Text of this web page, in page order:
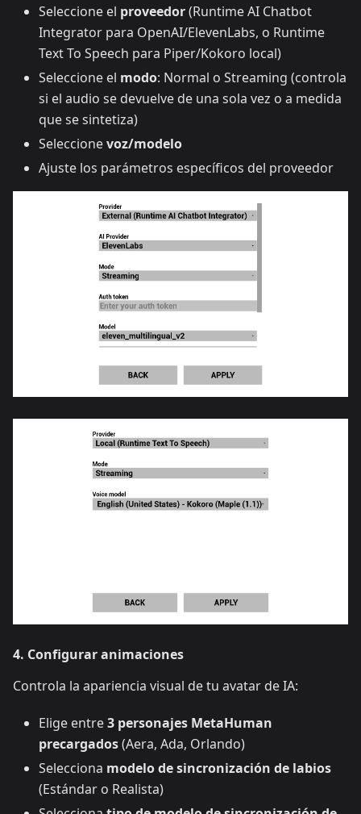
Seleccione el proveedor(Runtime AI Chatbot
Integrator para OpenAI/ElevenLabs, o Runtime
Text To Speech para Piper/Kokoro local)
Seleccione el modo: Normal o Streaming (controla
si el audio se devuelve de una sola vez o a medida
que se sintetiza)
Seleccionevoz/modelo
Ajuste los parámetros específicos del proveedor
4. Configurar animaciones
Controla la apariencia visual de tu avatar de IA:
Elige entre3 personajes MetaHuman
precargados(Aera, Ada, Orlando)
Selecciona modelo de sincronización de labios
(Estándar o Realista)